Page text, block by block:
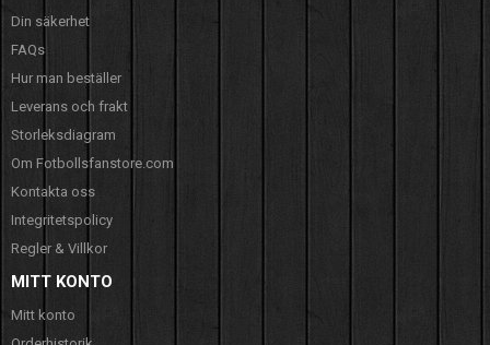
Din säkerhet
FAQs
Hur man beställer
Leverans och frakt
Storleksdiagram
Om Fotbollsfanstore.com
Kontakta oss
Integritetspolicy
Regler & Villkor
MITT KONTO
Mitt konto